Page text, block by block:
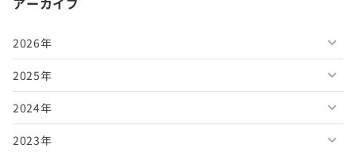
2026年
2026年8月
2026年7月
2026年6月
2025年
2025年12月
2025年11月
2024年
2024年12月
2023年